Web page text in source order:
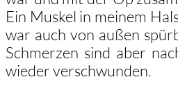
Ein Muskel in meinem
war auch von außen
Schmerzen sind aber
wieder verschwunden.